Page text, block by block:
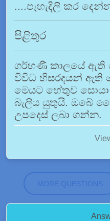
....පැහැදිලි කර
පිළිතුර
ගර්භණී කාලයේ ඇති
විවිධ හිසරදයන් ඇති
මෙයට හේතුව සොයා
බැලිය යුතුයි. ඔබේ
උපදෙස් ලබා ගන්න.
MORE QUESTIONS